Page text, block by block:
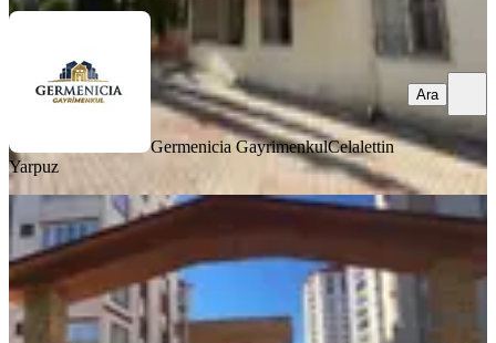
Germenicia GayrimenkulCelalettin
Yarpuz
Ara
YENİ
Reos Gayrimenkulden İpeksaray
Sitesinde 200m² Kiralık 5+1
Onikişubat, Boğaziçi Mahallesi
5+1·250 m² ·11. Kat 05.08.2026